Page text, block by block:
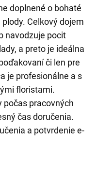
doplnené o bohaté
Celkový dojem
navodzuje pocit
a preto je ideálna
či len pre
je profesionálne a s
floristami.
počas pracovných
čas doručenia.
a potvrdenie e-